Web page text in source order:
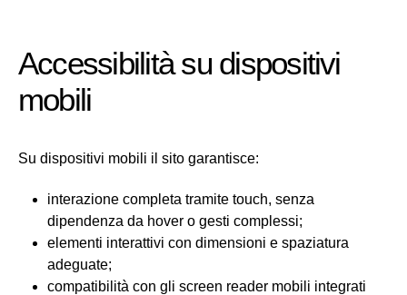
Accessibilità su dispositivi
mobili
Su dispositivi mobili il sito garantisce:
interazione completa tramite touch, senza
dipendenza da hover o gesti complessi;
elementi interattivi con dimensioni e spaziatura
adeguate;
compatibilità con gli screen reader mobili integrati